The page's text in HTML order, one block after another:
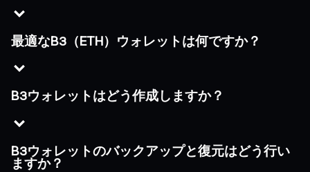
最適なB3（ETH）ウォレットは何ですか？
B3ウォレットはどう作成しますか？
B3ウォレットのバックアップと復元はどう行い
ますか？